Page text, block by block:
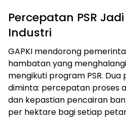
Percepatan PSR
Industri
GAPKI mendorong
hambatan yang
mengikuti program PSR.
diminta: percepatan proses
dan kepastian pencairan
per hektare bagi setiap